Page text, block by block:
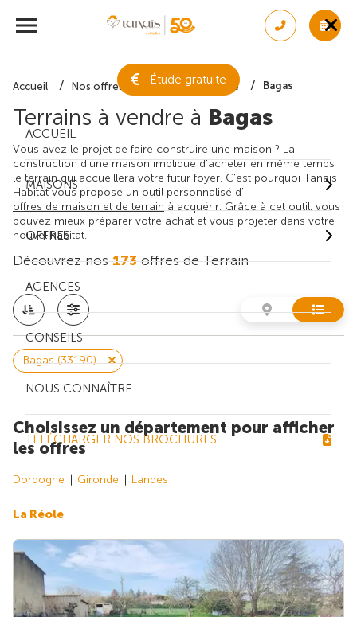
Étude gratuite
ACCUEIL
MAISONS
OFFRES
AGENCES
CONSEILS
NOUS CONNAÎTRE
TÉLÉCHARGER NOS BROCHURES
Accueil Nos offres de terrain Gironde Bagas
Terrains à vendre à Bagas
Vous avez le projet de faire construire une maison ? La
construction d'une maison implique d'acheter en même temps
le terrain qui accueillera votre futur foyer. C'est pourquoi Tanaïs
Habitat vous propose un outil personnalisé d'
offres de maison et de terrain à acquérir. Grâce à cet outil, vous
pouvez mieux préparer votre achat et vous projeter dans votre
nouvel habitat.
Découvrez nos173offres de Terrain
Bagas (33190)
Choisissez un département pour afficher
les offres
Dordogne Gironde Landes
La Réole